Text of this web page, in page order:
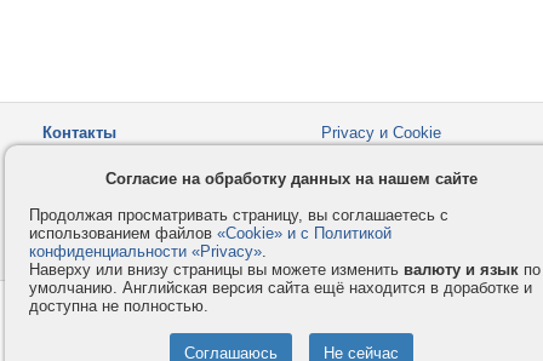
Контакты
Privacy и Cookie
Как оплатить
Форумы
© 2008-2026VMESTE.EU
Согласие на обработку данных на нашем сайте
Продолжая просматривать страницу, вы соглашаетесь с
использованием файлов «Cookie» и с Политикой
конфиденциальности «Privacy».
Наверху или внизу страницы вы можете изменить валюту и язык по
умолчанию. Английская версия сайта ещё находится в доработке и
доступна не полностью.